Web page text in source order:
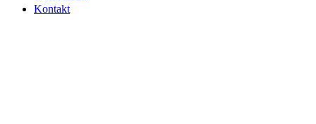
Kontakt